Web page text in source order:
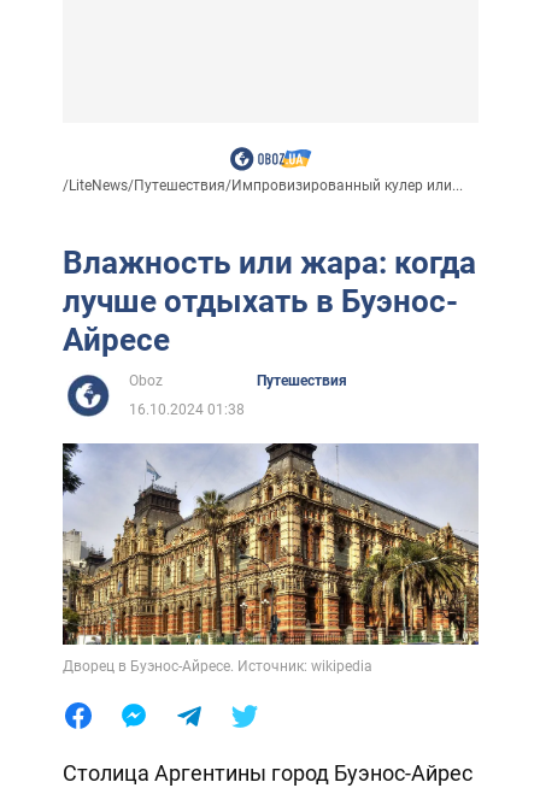
/LiteNews/Путешествия/Импровизированный кулер или...
Влажность или жара: когда
лучше отдыхать в Буэнос-
Айресе
Oboz
Путешествия
16.10.2024 01:38
Дворец в Буэнос-Айресе. Источник: wikipedia
Столица Аргентины город Буэнос-Айрес